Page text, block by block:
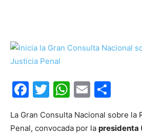
Facebook
Twitter
WhatsApp
Email
La Gran Consulta Nacional sobre la
Penal, convocada por la presidenta